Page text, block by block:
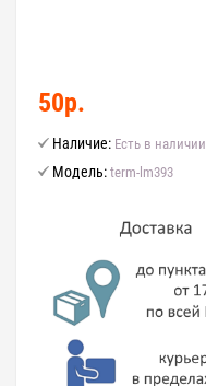
50р.
Наличие: Есть в наличии
Модель: term-lm393